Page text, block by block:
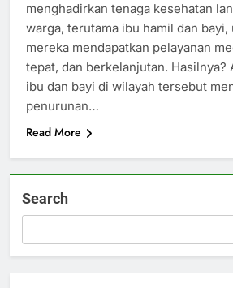
menghadirkan tenaga kesehatan
warga, terutama ibu hamil dan
mereka mendapatkan pelayanan
tepat, dan berkelanjutan. Hasilnya?
ibu dan bayi di wilayah tersebut
penurunan…
Read More
Search